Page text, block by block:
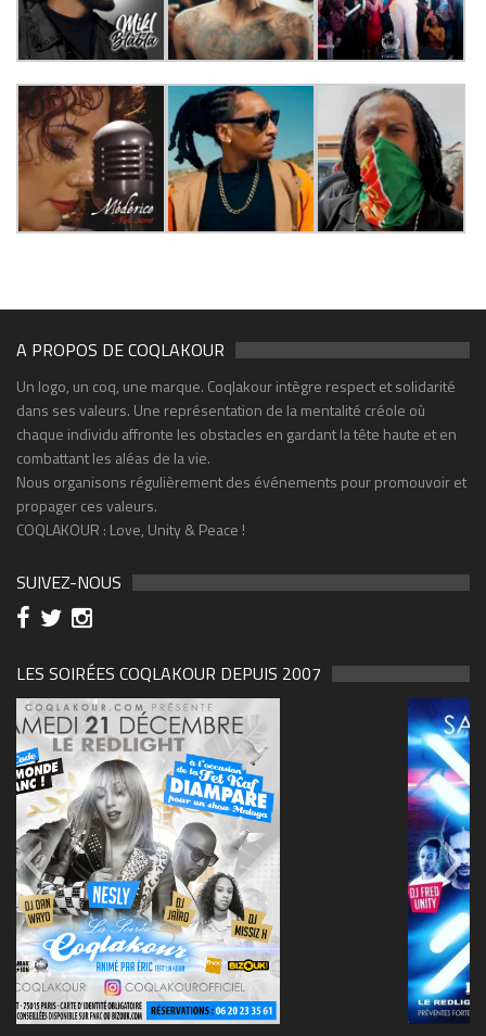
A PROPOS DE COQLAKOUR
Un logo, un coq, une marque. Coqlakour intègre respect et solidarité
dans ses valeurs. Une représentation de la mentalité créole où
chaque individu affronte les obstacles en gardant la tête haute et en
combattant les aléas de la vie.
Nous organisons régulièrement des événements pour promouvoir et
propager ces valeurs.
COQLAKOUR : Love, Unity & Peace !
SUIVEZ-NOUS
LES SOIRÉES COQLAKOUR DEPUIS 2007